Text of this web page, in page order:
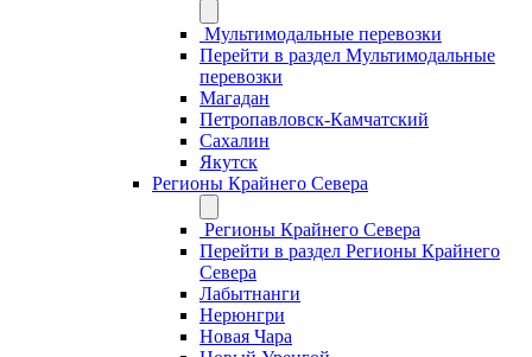
Мультимодальные перевозки
Перейти в раздел Мультимодальные
перевозки
Магадан
Петропавловск-Камчатский
Сахалин
Якутск
Регионы Крайнего Севера
Регионы Крайнего Севера
Перейти в раздел Регионы Крайнего
Севера
Лабытнанги
Нерюнгри
Новая Чара